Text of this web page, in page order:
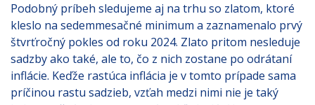
Podobný príbeh sledujeme aj na trhu so zlatom, ktoré
kleslo na sedemmesačné minimum a zaznamenalo prvý
štvrťročný pokles od roku 2024. Zlato pritom nesleduje
sadzby ako také, ale to, čo z nich zostane po odrátaní
inflácie. Keďže rastúca inflácia je v tomto prípade sama
príčinou rastu sadzieb, vzťah medzi nimi nie je taký